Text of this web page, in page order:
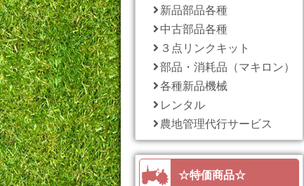
新品部品各種
中古部品各種
３点リンクキット
部品・消耗品（マキロン）
各種新品機械
レンタル
農地管理代行サービス
☆特価商品☆